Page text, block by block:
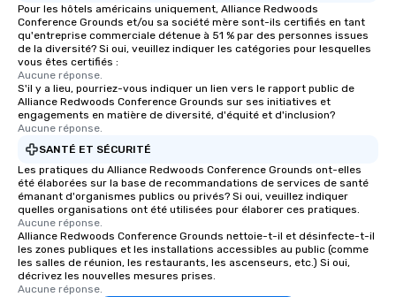
Pour les hôtels américains uniquement, Alliance Redwoods
Conference Grounds et/ou sa société mère sont-ils certifiés en tant
qu'entreprise commerciale détenue à 51 % par des personnes issues
de la diversité? Si oui, veuillez indiquer les catégories pour lesquelles
vous êtes certifiés :
Aucune réponse.
S'il y a lieu, pourriez-vous indiquer un lien vers le rapport public de
Alliance Redwoods Conference Grounds sur ses initiatives et
engagements en matière de diversité, d'équité et d'inclusion?
Aucune réponse.
SANTÉ ET SÉCURITÉ
Les pratiques du Alliance Redwoods Conference Grounds ont-elles
été élaborées sur la base de recommandations de services de santé
émanant d'organismes publics ou privés? Si oui, veuillez indiquer
quelles organisations ont été utilisées pour élaborer ces pratiques.
Aucune réponse.
Alliance Redwoods Conference Grounds nettoie-t-il et désinfecte-t-il
les zones publiques et les installations accessibles au public (comme
les salles de réunion, les restaurants, les ascenseurs, etc.) Si oui,
décrivez les nouvelles mesures prises.
Aucune réponse.